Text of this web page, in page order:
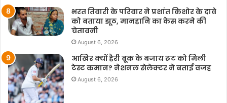
भरत तिवारी के परिवार ने प्रशांत किशोर के दावे
को बताया झूठ, मानहानि का केस करने की
चेतावनी
August 6, 2026
आखिर क्यों हैरी ब्रूक के बजाय रूट को मिली
टेस्ट कमान? नेशनल सेलेक्टर ने बताई वजह
August 6, 2026